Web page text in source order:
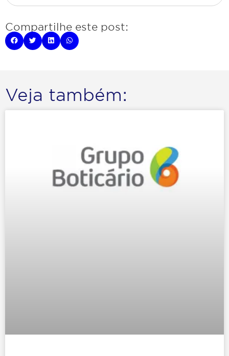
Compartilhe este post:
Veja também: